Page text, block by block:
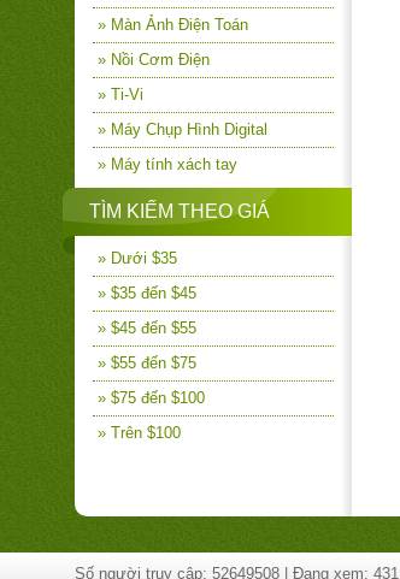
» Màn Ảnh Điện Toán
» Nồi Cơm Điện
» Ti-Vi
» Máy Chụp Hình Digital
» Máy tính xách tay
TÌM KIẾM THEO GIÁ
» Dưới $35
» $35 đến $45
» $45 đến $55
» $55 đến $75
» $75 đến $100
» Trên $100
Số người truy cập: 52649508 | Đang xem: 431